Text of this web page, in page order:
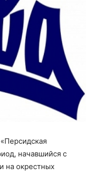
начавшийся с
на окрестных